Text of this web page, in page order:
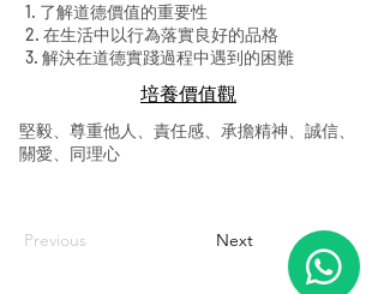
1. 了解道德價值的重要性
2. 在生活中以行為落實良好的品格
3. 解決在道德實踐過程中遇到的困難
​培養價值觀
堅毅、尊重他人、責任感、承擔精神、誠信、
關愛、同理心
Previous Next